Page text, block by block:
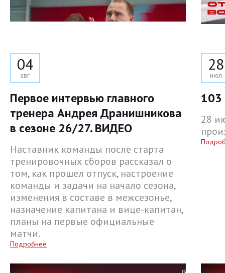
04
авг
Первое интервью главного
тренера Андрея Дранишникова
в сезоне 26/27. ВИДЕО
Наставник команды после старта
тренировочных сборов рассказал о
том, как прошел отпуск, настроение
команды и задачи на начало сезона,
изменения в составе в межсезонье,
назначение капитана и вице-капитан,
планы на первые официальные
матчи.
Подробнее
28
июл
103
28